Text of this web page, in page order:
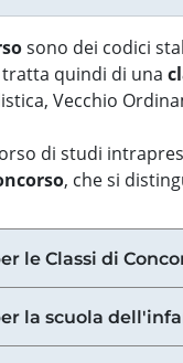
sono dei codici
quindi di una
Vecchio
di studi
, che si
le Classi di
la scuola